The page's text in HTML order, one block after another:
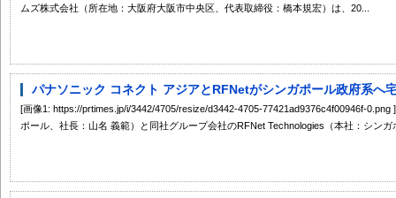
ムズ株式会社（所在地：大阪府大阪市中央区、代表取締役：橋本規宏）は、20...
パナソニック コネクト アジアとRFNetがシンガポール政府系へ
[画像1: https://prtimes.jp/i/3442/4705/resize/d3442-4705-77421ad9376c4f00946f-
ポール、社長：山名 義範）と同社グループ会社のRFNet Technologies（本社：シンガ